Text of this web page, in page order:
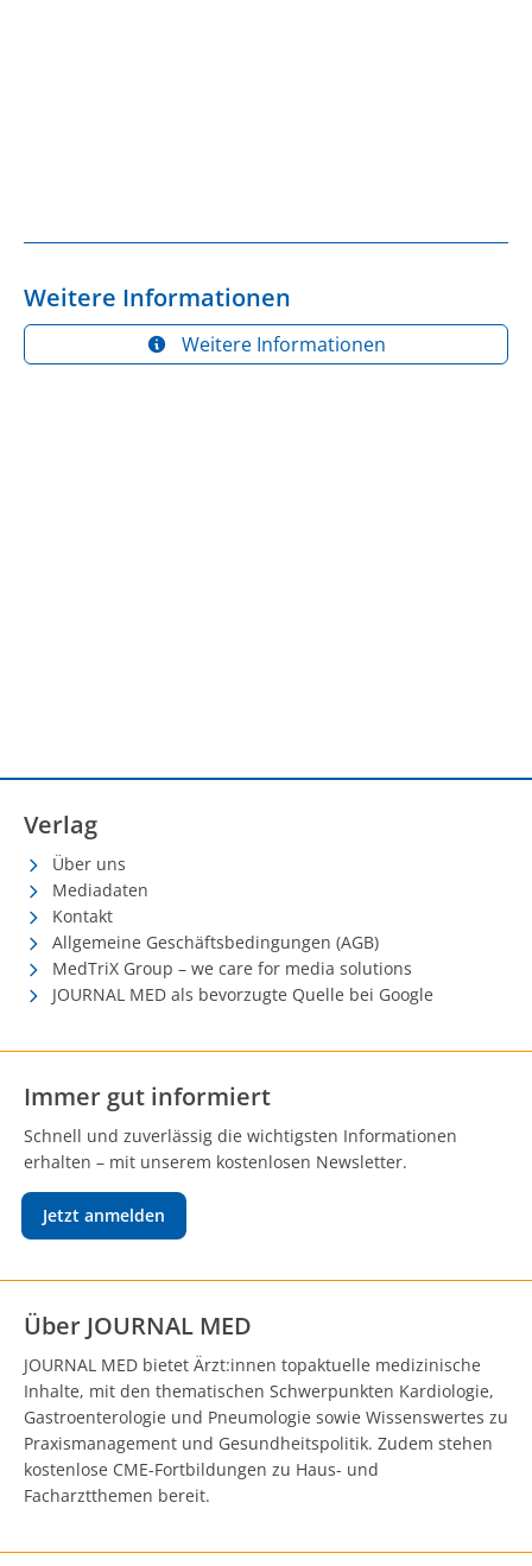
Weitere Informationen
Weitere Informationen
Verlag
Über uns
Mediadaten
Kontakt
Allgemeine Geschäftsbedingungen (AGB)
MedTriX Group – we care for media solutions
JOURNAL MED als bevorzugte Quelle bei Google
Immer gut informiert
Schnell und zuverlässig die wichtigsten Informationen
erhalten – mit unserem kostenlosen Newsletter.
Jetzt anmelden
Über JOURNAL MED
JOURNAL MED bietet Ärzt:innen topaktuelle medizinische
Inhalte, mit den thematischen Schwerpunkten Kardiologie,
Gastroenterologie und Pneumologie sowie Wissenswertes zu
Praxismanagement und Gesundheitspolitik. Zudem stehen
kostenlose CME-Fortbildungen zu Haus- und
Facharztthemen bereit.